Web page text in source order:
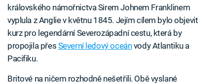
královského námořnictva Sirem Johnem Franklinem
vyplula z Anglie v květnu 1845. Jejím cílem bylo objevit
kurz pro legendární Severozápadní cestu, která by
propojila přes Severní ledový oceánvody Atlantiku a
Pacifiku.
Britové na ničem rozhodně nešetřili. Obě vyslané